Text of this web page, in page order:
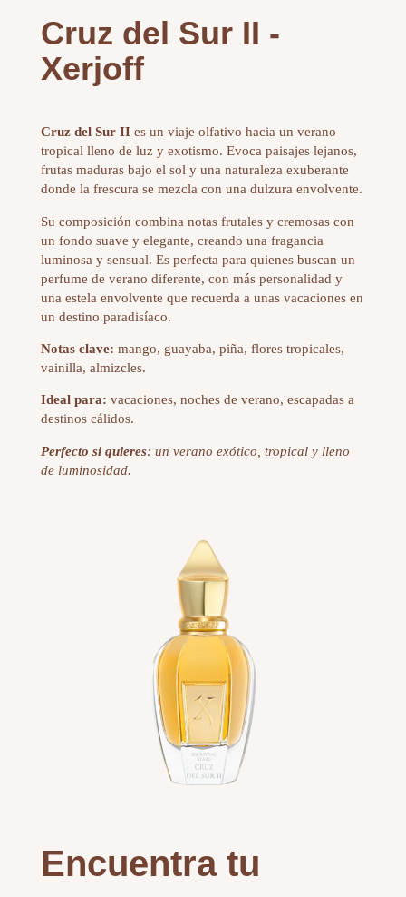
Cruz del Sur II -
Xerjoff
Cruz del Sur II es un viaje olfativo hacia un verano
tropical lleno de luz y exotismo. Evoca paisajes lejanos,
frutas maduras bajo el sol y una naturaleza exuberante
donde la frescura se mezcla con una dulzura envolvente.
Su composición combina notas frutales y cremosas con
un fondo suave y elegante, creando una fragancia
luminosa y sensual. Es perfecta para quienes buscan un
perfume de verano diferente, con más personalidad y
una estela envolvente que recuerda a unas vacaciones en
un destino paradisíaco.
Notas clave: mango, guayaba, piña, flores tropicales,
vainilla, almizcles.
Ideal para: vacaciones, noches de verano, escapadas a
destinos cálidos.
Perfecto si quieres: un verano exótico, tropical y lleno
de luminosidad.
Encuentra tu